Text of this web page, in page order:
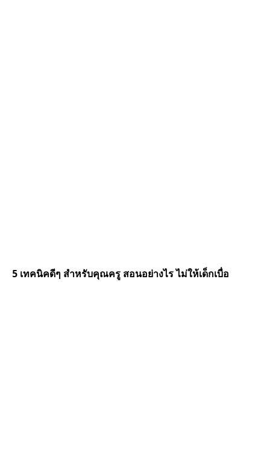
5 เทคนิคดีๆ สำหรับคุณครู สอนอย่างไร ไม่ให้เด็กเบื่อ